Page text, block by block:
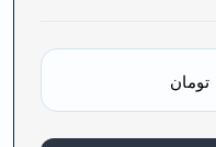
تومان